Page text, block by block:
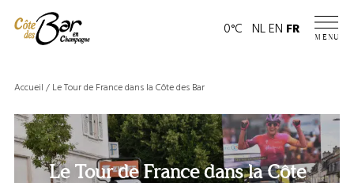
0°C Page
NLEN FR MENU
Accueil / Le Tour de France dans la Côte des Bar
Le Tour de France dans la Côte
Panneau de gestion des cookies